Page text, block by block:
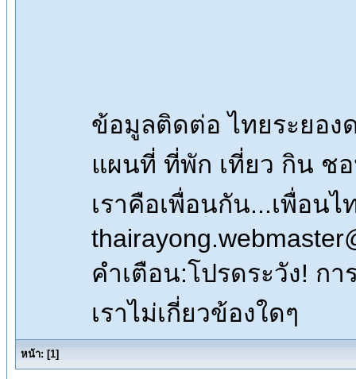
ข้อมูลติดต่อ ไทยระยอง
แผนที่ ที่พัก เที่ยว กิน ช
เราคือเพื่อนกัน...เพื่อน
คำเตือน:โปรดระวัง! ก
เราไม่เกี่ยวข้องใดๆ
หน้า: [1]